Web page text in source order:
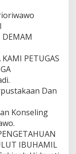
DEMAM
PETUGAS
Dan
Konseling
IBUHAMIL